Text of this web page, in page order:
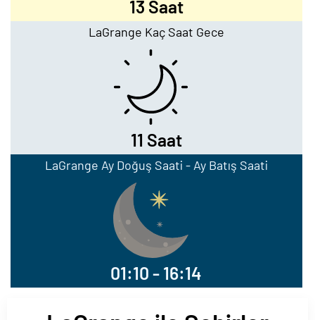
13 Saat
LaGrange Kaç Saat Gece
11 Saat
LaGrange Ay Doğuş Saati - Ay Batış Saati
01:10 - 16:14